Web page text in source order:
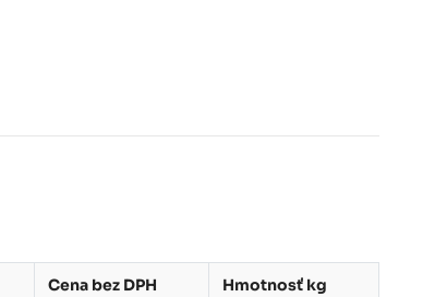
Cena bez DPH Hmotnosť kg